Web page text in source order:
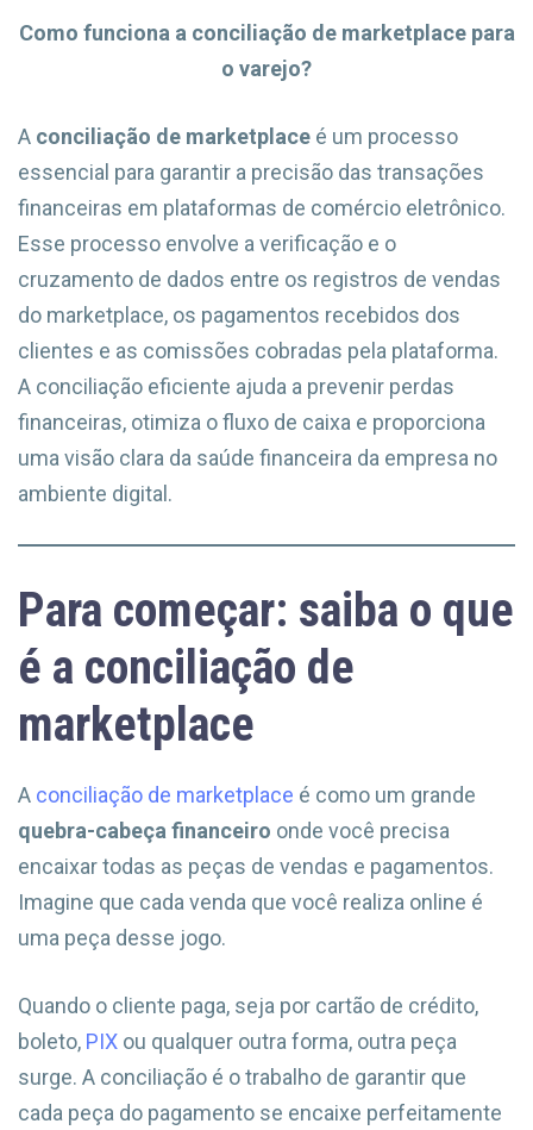
Como funciona a conciliação de marketplace para
o varejo?
A conciliação de marketplace é um processo
essencial para garantir a precisão das transações
financeiras em plataformas de comércio eletrônico.
Esse processo envolve a verificação e o
cruzamento de dados entre os registros de vendas
do marketplace, os pagamentos recebidos dos
clientes e as comissões cobradas pela plataforma.
A conciliação eficiente ajuda a prevenir perdas
financeiras, otimiza o fluxo de caixa e proporciona
uma visão clara da saúde financeira da empresa no
ambiente digital.
Para começar: saiba o que
é a conciliação de
marketplace
A conciliação de marketplace é como um grande
quebra-cabeça financeiro onde você precisa
encaixar todas as peças de vendas e pagamentos.
Imagine que cada venda que você realiza online é
uma peça desse jogo.
Quando o cliente paga, seja por cartão de crédito,
boleto, PIX ou qualquer outra forma, outra peça
surge. A conciliação é o trabalho de garantir que
cada peça do pagamento se encaixe perfeitamente